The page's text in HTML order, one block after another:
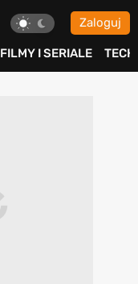
Zaloguj
FILMY I SERIALE TECH